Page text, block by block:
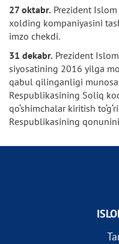
27 oktabr. Prezident
xolding kompaniyasini
imzo chekdi.
31 dekabr. Prezident
siyosatining 2016 yilga
qabul qilinganligi
Respublikasining Soliq
qo‘shimchalar kiritish
Respublikasining